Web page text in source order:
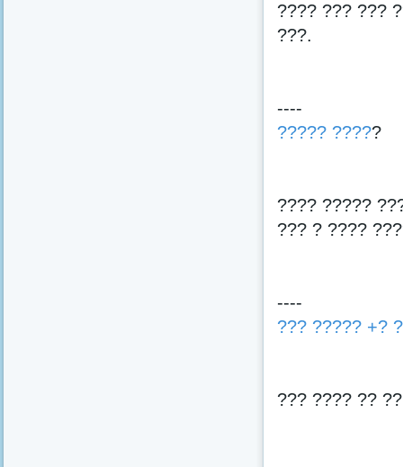
???? ??? ???
???.
----
????? ?????
???? ?????
??? ? ????
----
??? ????? +?
??? ???? ??